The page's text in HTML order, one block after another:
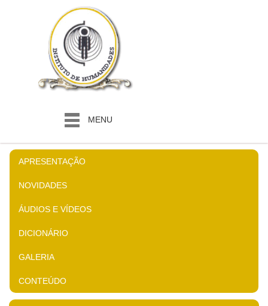
MENU
APRESENTAÇÃO
NOVIDADES
ÁUDIOS E VÍDEOS
DICIONÁRIO
GALERIA
CONTEÚDO